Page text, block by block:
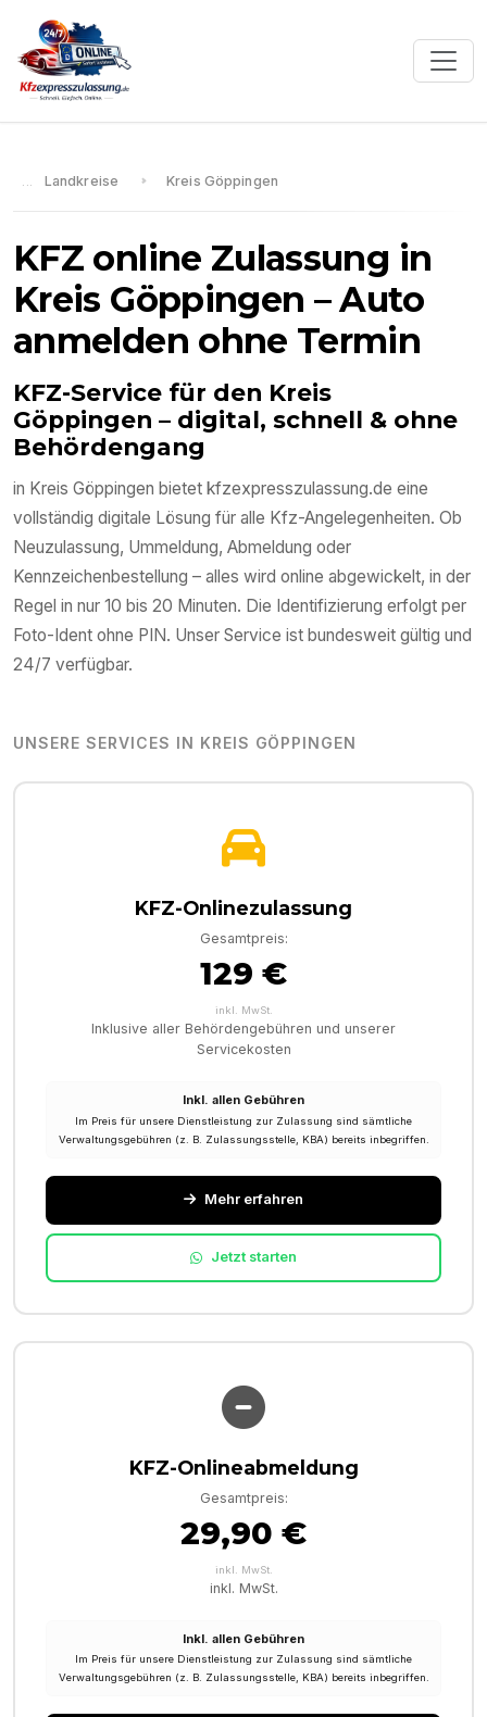
Landkreise Kreis Göppingen
KFZ online Zulassung in
Kreis Göppingen – Auto
anmelden ohne Termin
KFZ-Service für den Kreis
Göppingen – digital, schnell & ohne
Behördengang
in Kreis Göppingen bietet kfzexpresszulassung.de eine
vollständig digitale Lösung für alle Kfz-Angelegenheiten. Ob
Neuzulassung, Ummeldung, Abmeldung oder
Kennzeichenbestellung – alles wird online abgewickelt, in der
Regel in nur 10 bis 20 Minuten. Die Identifizierung erfolgt per
Foto-Ident ohne PIN. Unser Service ist bundesweit gültig und
24/7 verfügbar.
UNSERE SERVICES IN KREIS GÖPPINGEN
KFZ-Onlinezulassung
Gesamtpreis:
129 €
inkl. MwSt.
Inklusive aller Behördengebühren und unserer
Servicekosten
Inkl. allen Gebühren
Im Preis für unsere Dienstleistung zur Zulassung sind sämtliche
Verwaltungsgebühren (z. B. Zulassungsstelle, KBA) bereits inbegriffen.
Mehr erfahren
Jetzt starten
KFZ-Onlineabmeldung
Gesamtpreis:
29,90 €
inkl. MwSt.
inkl. MwSt.
Inkl. allen Gebühren
Im Preis für unsere Dienstleistung zur Zulassung sind sämtliche
Verwaltungsgebühren (z. B. Zulassungsstelle, KBA) bereits inbegriffen.